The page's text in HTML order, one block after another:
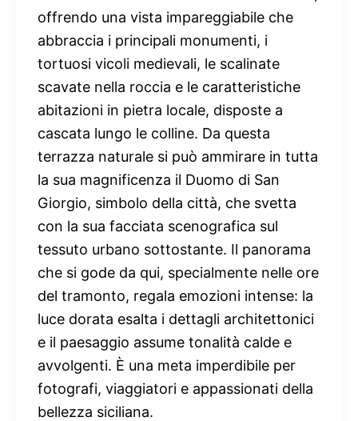
offrendo una vista impareggiabile che
abbraccia i principali monumenti, i
tortuosi vicoli medievali, le scalinate
scavate nella roccia e le caratteristiche
abitazioni in pietra locale, disposte a
cascata lungo le colline. Da questa
terrazza naturale si può ammirare in tutta
la sua magnificenza il Duomo di San
Giorgio, simbolo della città, che svetta
con la sua facciata scenografica sul
tessuto urbano sottostante. Il panorama
che si gode da qui, specialmente nelle ore
del tramonto, regala emozioni intense: la
luce dorata esalta i dettagli architettonici
e il paesaggio assume tonalità calde e
avvolgenti. È una meta imperdibile per
fotografi, viaggiatori e appassionati della
bellezza siciliana.